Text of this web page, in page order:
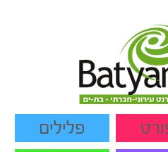
פלילים